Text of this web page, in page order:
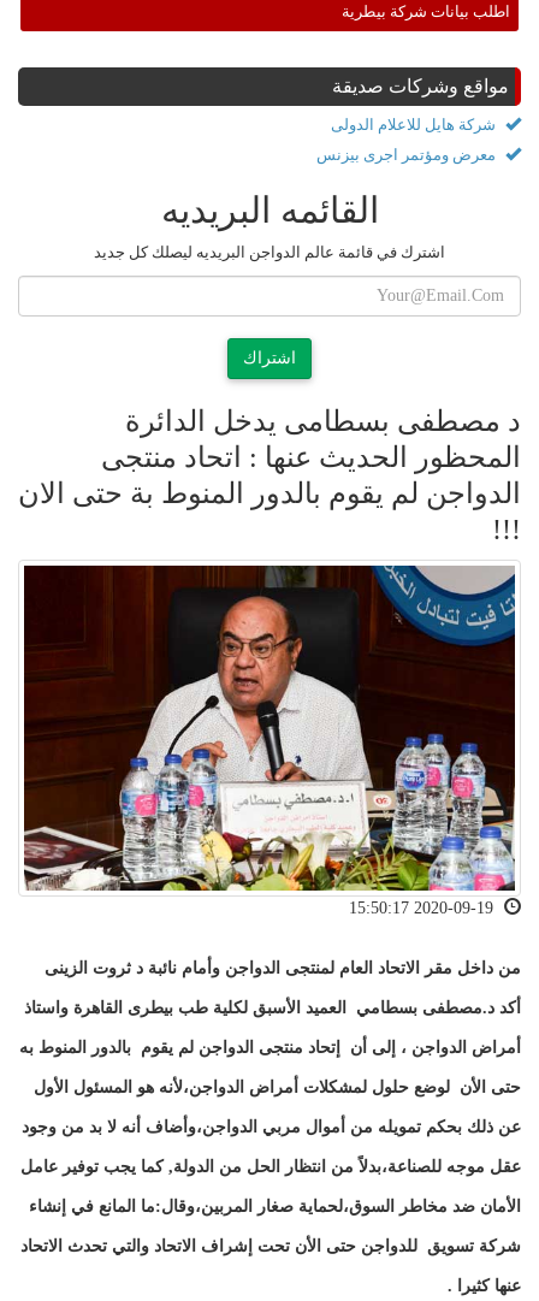
اطلب بيانات شركة بيطرية
مواقع وشركات صديقة
شركة هايل للاعلام الدولى
معرض ومؤتمر اجرى بيزنس
القائمه البريديه
اشترك في قائمة عالم الدواجن البريديه ليصلك كل جديد
اشتراك
د مصطفى بسطامى يدخل الدائرة
المحظور الحديث عنها : اتحاد منتجى
الدواجن لم يقوم بالدور المنوط بة حتى الان
!!!
من داخل مقر الاتحاد العام لمنتجى الدواجن وأمام نائبة د ثروت الزينى
أكد د.مصطفى بسطامي العميد الأسبق لكلية طب بيطرى القاهرة واستاذ
أمراض الدواجن ، إلى أن إتحاد منتجى الدواجن لم يقوم بالدور المنوط به
حتى الأن لوضع حلول لمشكلات أمراض الدواجن،لأنه هو المسئول الأول
عن ذلك بحكم تمويله من أموال مربي الدواجن،وأضاف أنه لا بد من وجود
عقل موجه للصناعة،بدلاً من انتظار الحل من الدولة, كما يجب توفير عامل
الأمان ضد مخاطر السوق،لحماية صغار المربين،وقال:ما المانع في إنشاء
شركة تسويق للدواجن حتى الأن تحت إشراف الاتحاد والتي تحدث الاتحاد
عنها كثيرا .